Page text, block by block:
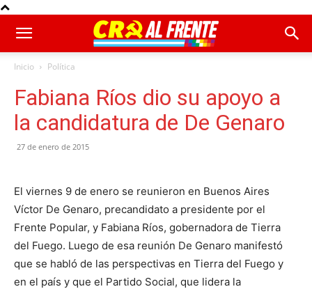
Inicio Política
Fabiana Ríos dio su apoyo a
la candidatura de De Genaro
27 de enero de 2015
El viernes 9 de enero se reunieron en Buenos Aires
Víctor De Genaro, precandidato a presidente por el
Frente Popular, y Fabiana Ríos, gobernadora de Tierra
del Fuego. Luego de esa reunión De Genaro manifestó
que se habló de las perspectivas en Tierra del Fuego y
en el país y que el Partido Social, que lidera la